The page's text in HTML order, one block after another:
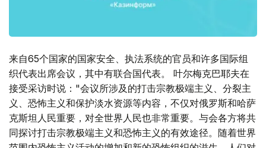
来自65个国家的国家安全、执法系统的官员和许多国际组
织代表出席会议，其中有联合国代表。 叶尔梅克巴耶夫在
接受采访时说："会议所涉及的打击宗教极端主义、分裂主
义、恐怖主义和保护淡水资源等内容，不仅对俄罗斯和哈萨
克斯坦人民重要，对全世界人民也非常重要。与会各方将共
同探讨打击宗教极端主义和恐怖主义的有效途径。随着世界